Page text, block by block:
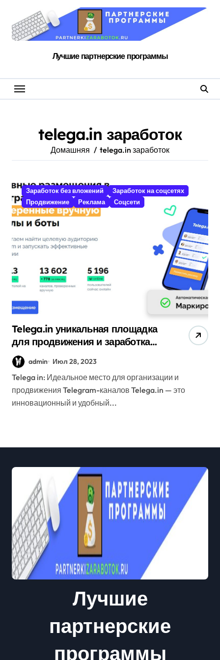
содержанию
Лучшие партнерские программы
telega.in заработок
Домашняя telega.in заработок
Заработок без вложений
Заработок на соцсетях
Продвижение
Реклама Соцсети
Telega.in уникальная площадка
для продвижения и заработка
соцсети Telegram
admin Июл 28, 2023
Telega in: Идеальное место для организации и
продвижения Telegram-каналов Telega.in — это
инновационный и удобный...
Лучшие
партнерские
программы